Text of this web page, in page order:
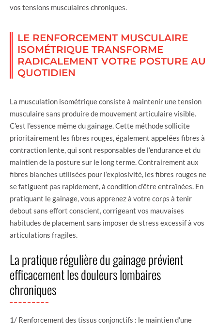
vos tensions musculaires chroniques.
LE RENFORCEMENT MUSCULAIRE
ISOMÉTRIQUE TRANSFORME
RADICALEMENT VOTRE POSTURE AU
QUOTIDIEN
La musculation isométrique consiste à maintenir une tension
musculaire sans produire de mouvement articulaire visible.
C’est l’essence même du gainage. Cette méthode sollicite
prioritairement les fibres rouges, également appelées fibres à
contraction lente, qui sont responsables de l’endurance et du
maintien de la posture sur le long terme. Contrairement aux
fibres blanches utilisées pour l’explosivité, les fibres rouges ne
se fatiguent pas rapidement, à condition d’être entraînées. En
pratiquant le gainage, vous apprenez à votre corps à tenir
debout sans effort conscient, corrigeant vos mauvaises
habitudes de placement sans imposer de stress excessif à vos
articulations fragiles.
La pratique régulière du gainage prévient
efficacement les douleurs lombaires
chroniques
1/ Renforcement des tissus conjonctifs : le maintien d’une